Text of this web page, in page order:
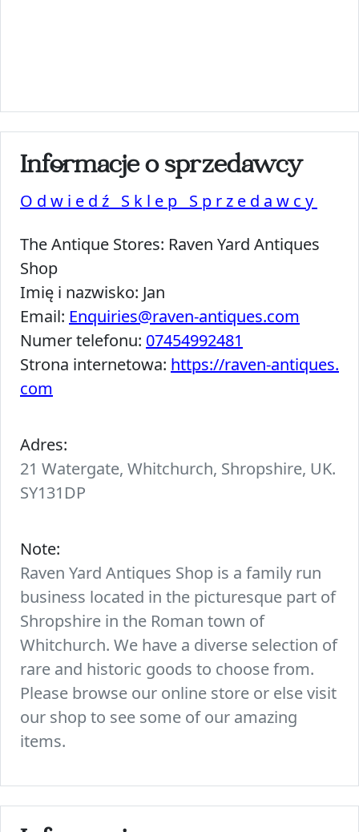
Informacje o sprzedawcy
Odwiedź Sklep Sprzedawcy
The Antique Stores: Raven Yard Antiques
Shop
Imię i nazwisko: Jan
Email: Enquiries@raven-antiques.com
Numer telefonu: 07454992481
Strona internetowa: https://raven-antiques.
com
Adres:
21 Watergate, Whitchurch, Shropshire, UK.
SY131DP
Note:
Raven Yard Antiques Shop is a family run
business located in the picturesque part of
Shropshire in the Roman town of
Whitchurch. We have a diverse selection of
rare and historic goods to choose from.
Please browse our online store or else visit
our shop to see some of our amazing
items.